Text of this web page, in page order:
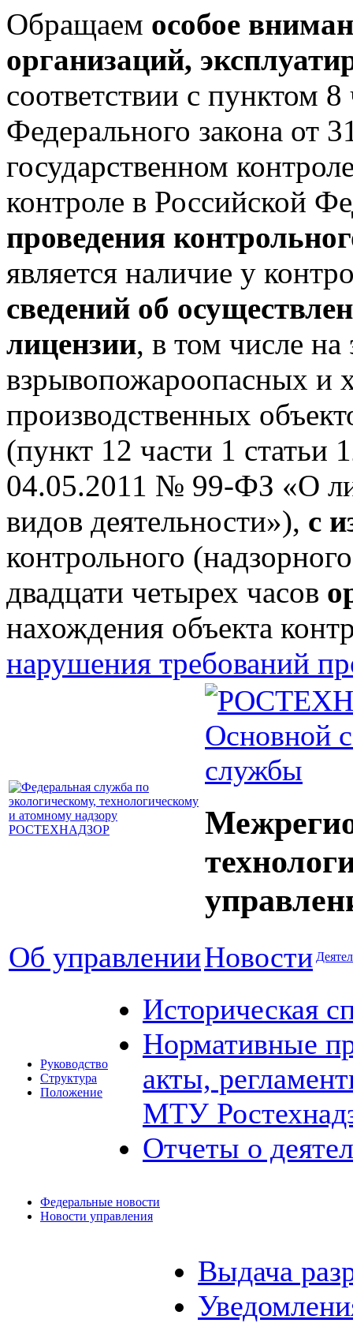
Обращаем особое
организаций,
соответствии с пунктом 8
Федерального закона
государственном
контроле в Российской
проведения
является наличие у
сведений об
лицензии, в том числе
взрывопожароопасных и
производственных
(пункт 12 части 1 статьи
04.05.2011 № 99-ФЗ «О
видов деятельности»), с
контрольного
двадцати четырех часов
нахождения объекта
нарушения требований
Основной
службы
Об управленииНовости
Руководство
Структура
Положение
Историческая
Нормативные
акты,
МТУ
Отчеты о
Федеральные новости
Новости управления
Выдача